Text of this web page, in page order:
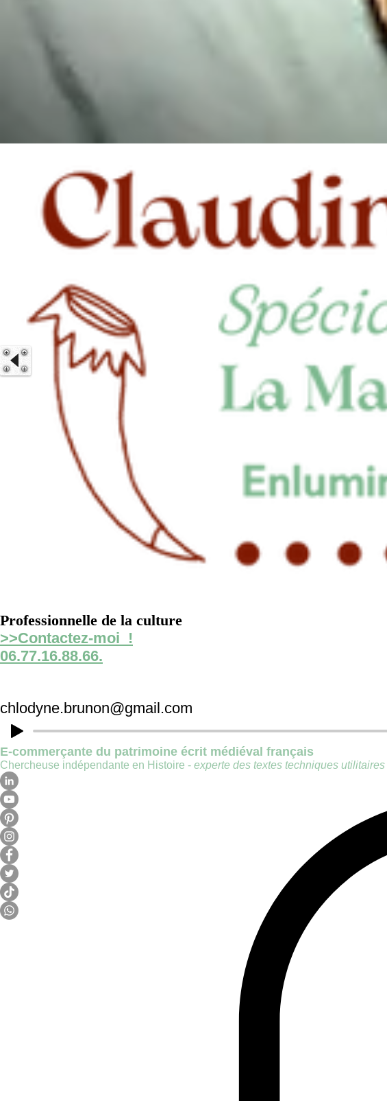
Professionnelle de la culture
>>Contactez-moi !
06.77.16.88.66.
chlodyne.brunon@gmail.com
E-commerçante du patrimoine écrit médiéval français
Chercheuse indépendante en Histoire - experte des textes techniques utilitaires